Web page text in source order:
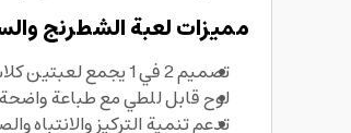
مميزات لعبة الشطرنج
تصميم 2 في 1 يجمع لعبتين كلاسيكيتين، الشطرنج والسلم والثعبان، لتجربة لعب ممتدة لكل أفراد الأسرة، لعبة عائلية مثالية لليالي التجمع.
لوح قابل للطي مع طباعة واضحة
تدعم تنمية التركيز والانتباه